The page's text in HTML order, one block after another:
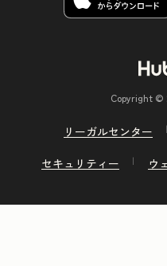
Copyright ©
リーガルセンター
セキュリティー
ウ